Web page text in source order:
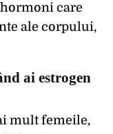
care
ale corpului,
ai estrogen
mult femeile,